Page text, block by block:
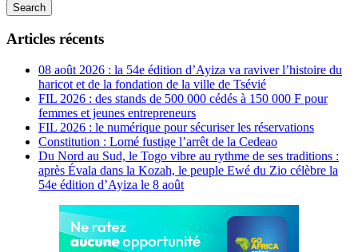
Search
Articles récents
08 août 2026 : la 54e édition d’Ayiza va raviver l’histoire du
haricot et de la fondation de la ville de Tsévié
FIL 2026 : des stands de 500 000 cédés à 150 000 F pour
femmes et jeunes entrepreneurs
FIL 2026 : le numérique pour sécuriser les réservations
Constitution : Lomé fustige l’arrêt de la Cedeao
Du Nord au Sud, le Togo vibre au rythme de ses traditions :
après Évala dans la Kozah, le peuple Ewé du Zio célèbre la
54e édition d’Ayiza le 8 août